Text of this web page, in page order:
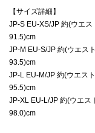
【サイズ詳細】
JP-S EU-XS/JP 約(ウエ
91.5)cm
JP-M EU-S/JP 約(ウエス
93.5)cm
JP-L EU-M/JP 約(ウエス
95.5)cm
JP-XL EU-L/JP 約(ウエス
98.0)cm